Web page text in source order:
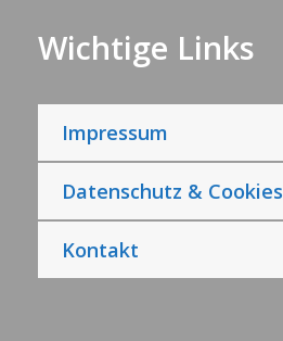
Wichtige Links
Impressum
Datenschutz & Cookies
Kontakt